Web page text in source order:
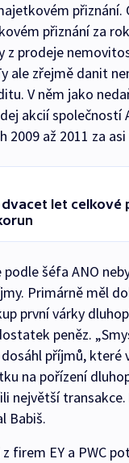
přiznání.
přiznání za
z prodeje
ale zřejmě danit
V něm jako
akcií společností
2009 až 2011 za
dvacet let celkové
podle šéfa ANO
Primárně měl
první várky
peněz.
příjmů, které
na pořízení
největší
Babiš.
firem EY a PWC